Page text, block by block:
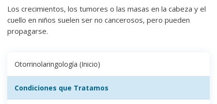
Los crecimientos, los tumores o las masas en la cabeza y el
cuello en niños suelen ser no cancerosos, pero pueden
propagarse.
Otorrinolaringología (Inicio)
Condiciones que Tratamos